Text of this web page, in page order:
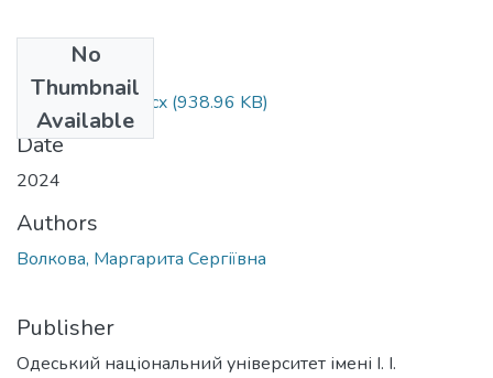
No
Thumbnail
Available
072_Волкова.docx (938.96 KB)
Date
2024
Authors
Волкова, Маргарита Сергіївна
Publisher
Одеський національний університет імені І. І.